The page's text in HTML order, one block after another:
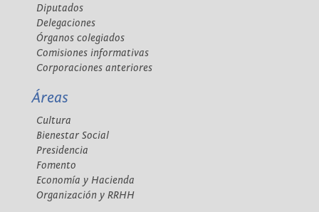
Diputados
Delegaciones
Órganos colegiados
Comisiones informativas
Corporaciones anteriores
Áreas
Cultura
Bienestar Social
Presidencia
Fomento
Economía y Hacienda
Organización y RRHH